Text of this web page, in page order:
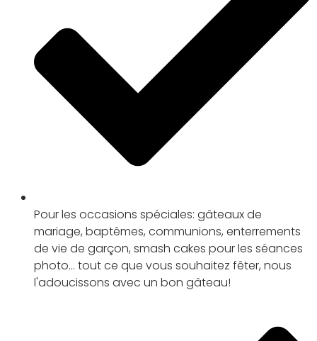
Pour les occasions spéciales: gâteaux de
mariage, baptêmes, communions, enterrements
de vie de garçon, smash cakes pour les séances
photo... tout ce que vous souhaitez fêter, nous
l'adoucissons avec un bon gâteau!